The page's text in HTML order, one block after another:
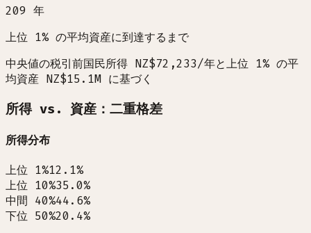
209 年
上位 1% の平均資産に到達するまで
中央値の税引前国民所得 NZ$72,233/年と上位 1% の平
均資産 NZ$15.1M に基づく
所得 vs. 資産：二重格差
所得分布
上位 1%12.1%
上位 10%35.0%
中間 40%44.6%
下位 50%20.4%